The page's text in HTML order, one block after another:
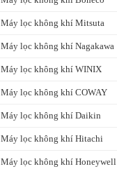
Máy lọc không khí Mitsuta
Máy lọc không khí Nagakawa
Máy lọc không khí WINIX
Máy lọc không khí COWAY
Máy lọc không khí Daikin
Máy lọc không khí Hitachi
Máy lọc không khí Honeywell